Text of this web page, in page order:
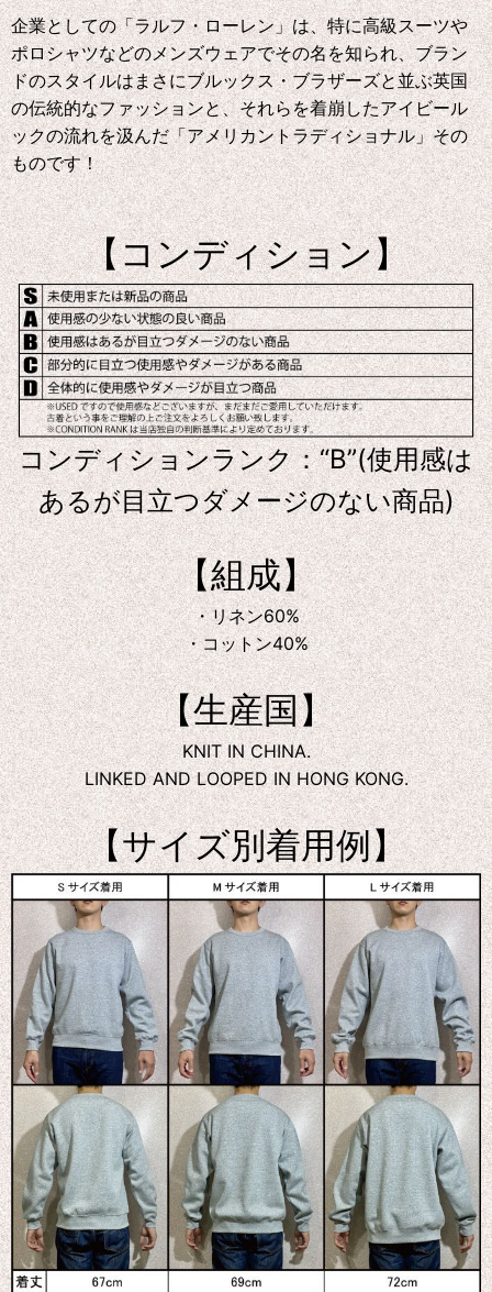
企業としての「ラルフ・ローレン」は、特に高級スーツや
ポロシャツなどのメンズウェアでその名を知られ、ブラン
ドのスタイルはまさにブルックス・ブラザーズと並ぶ英国
の伝統的なファッションと、それらを着崩したアイビール
ックの流れを汲んだ「アメリカントラディショナル」その
ものです！
【コンディション】
コンディションランク：“B”(使用感は
あるが目立つダメージのない商品)
【組成】
・リネン60%
・コットン40%
【生産国】
KNIT IN CHINA.
LINKED AND LOOPED IN HONG KONG.
【サイズ別着用例】